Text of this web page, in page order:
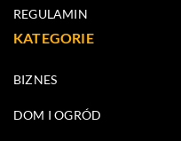
REGULAMIN
KATEGORIE
BIZNES
DOM I OGRÓD